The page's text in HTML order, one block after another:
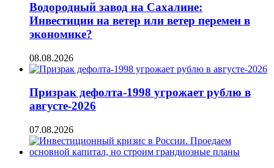
Водородный завод на Сахалине:
Инвестиции на ветер или ветер перемен в
экономике?
08.08.2026
Призрак дефолта-1998 угрожает рублю в
августе-2026
07.08.2026